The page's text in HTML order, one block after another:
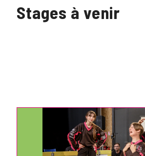
Stages à venir